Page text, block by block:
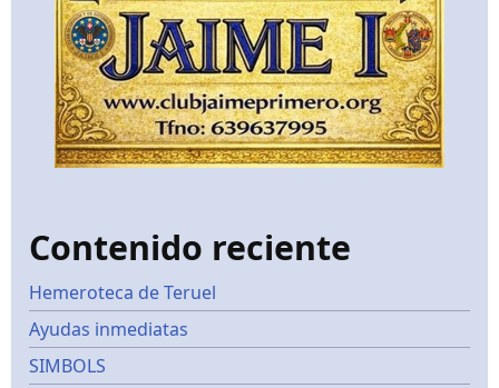
Contenido reciente
Hemeroteca de Teruel
Ayudas inmediatas
SIMBOLS